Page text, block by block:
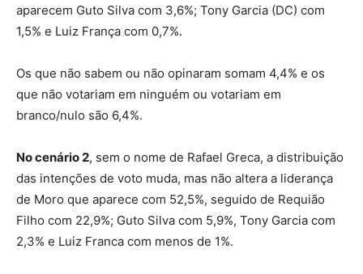
aparecem Guto Silva com 3,6%; Tony Garcia (DC) com
1,5% e Luiz França com 0,7%.
Os que não sabem ou não opinaram somam 4,4% e os
que não votariam em ninguém ou votariam em
branco/nulo são 6,4%.
No cenário 2, sem o nome de Rafael Greca, a distribuição
das intenções de voto muda, mas não altera a liderança
de Moro que aparece com 52,5%, seguido de Requião
Filho com 22,9%; Guto Silva com 5,9%, Tony Garcia com
2,3% e Luiz Franca com menos de 1%.